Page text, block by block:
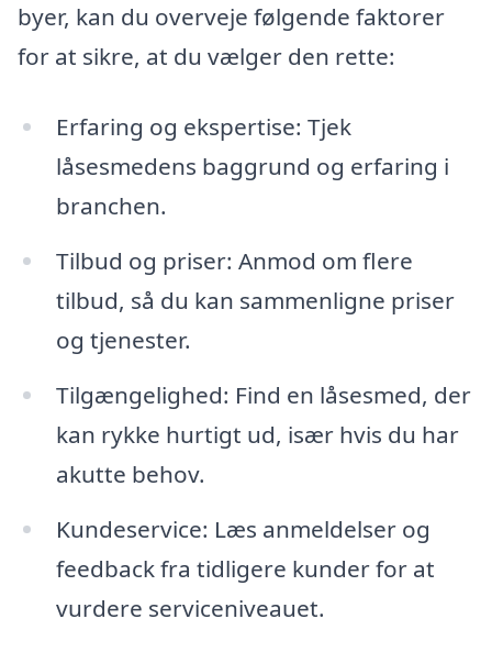
byer, kan du overveje følgende faktorer
for at sikre, at du vælger den rette:
Erfaring og ekspertise: Tjek
låsesmedens baggrund og erfaring i
branchen.
Tilbud og priser: Anmod om flere
tilbud, så du kan sammenligne priser
og tjenester.
Tilgængelighed: Find en låsesmed, der
kan rykke hurtigt ud, især hvis du har
akutte behov.
Kundeservice: Læs anmeldelser og
feedback fra tidligere kunder for at
vurdere serviceniveauet.